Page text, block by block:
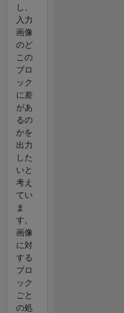
し、
入力
画像
のど
この
ブロ
ック
に差
があ
るの
かを
出力
した
いと
考え
てい
ま
す。
画像
に対
する
ブロ
ック
ごと
の処